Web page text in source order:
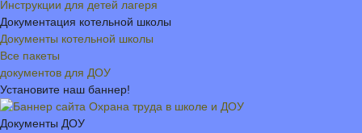
Инструкции для детей лагеря
Документация котельной школы
Документы котельной школы
Все пакеты
документов для ДОУ
Установите наш баннер!
Документы ДОУ